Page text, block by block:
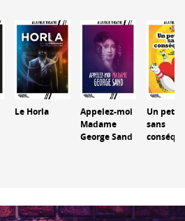
Le Horla
Appelez-moi
Madame
George Sand
Un petit
sans